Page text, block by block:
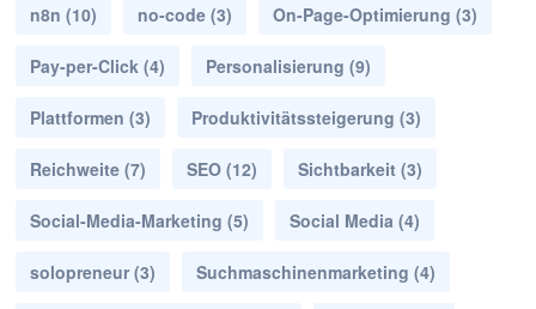
n8n (10) no-code (3) On-Page-Optimierung (3)
Pay-per-Click (4) Personalisierung (9)
Plattformen (3) Produktivitätssteigerung (3)
Reichweite (7) SEO (12) Sichtbarkeit (3)
Social-Media-Marketing (5) Social Media (4)
solopreneur (3) Suchmaschinenmarketing (4)